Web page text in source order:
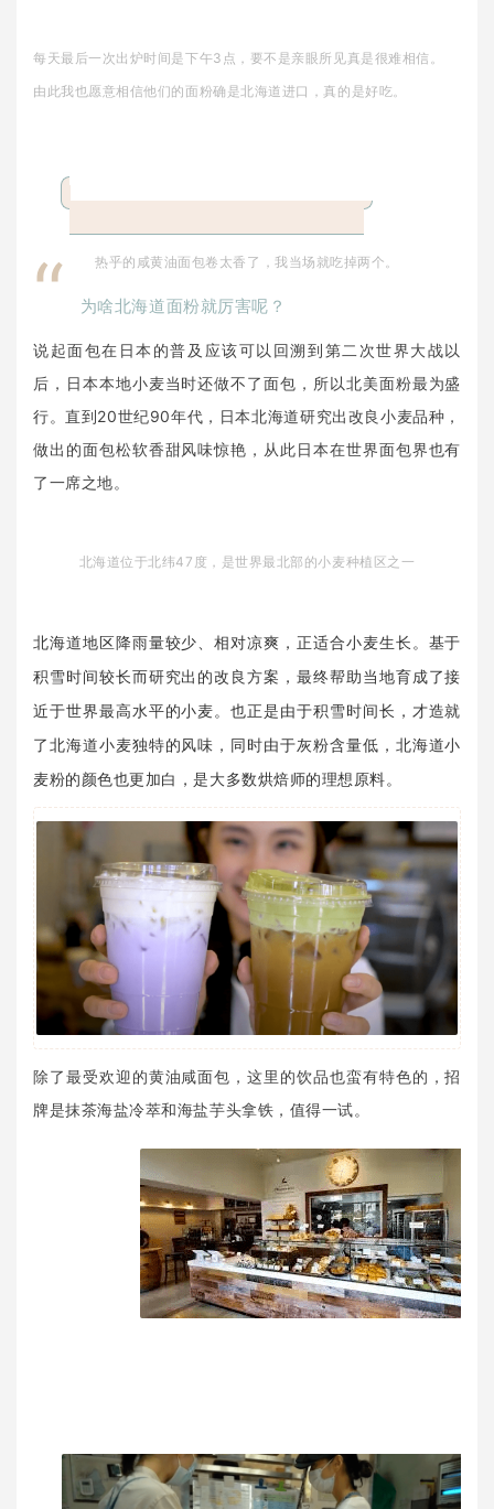
每天最后一次出炉时间是下午3点，要不是亲眼所见真是很难相信。
由此我也愿意相信他们的面粉确是北海道进口，真的是好吃。
热乎的咸黄油面包卷太香了，我当场就吃掉两个。
“ 为啥北海道面粉就厉害呢？
说起面包在日本的普及应该可以回溯到第二次世界大战以
后，日本本地小麦当时还做不了面包，所以北美面粉最为盛
行。直到20世纪90年代，日本北海道研究出改良小麦品种，
做出的面包松软香甜风味惊艳，从此日本在世界面包界也有
了一席之地。
北海道位于北纬47度，是世界最北部的小麦种植区之一
北海道地区降雨量较少、相对凉爽，正适合小麦生长。基于
积雪时间较长而研究出的改良方案，最终帮助当地育成了接
近于世界最高水平的小麦。也正是由于积雪时间长，才造就
了北海道小麦独特的风味，同时由于灰粉含量低，北海道小
麦粉的颜色也更加白，是大多数烘焙师的理想原料。
除了最受欢迎的黄油咸面包，这里的饮品也蛮有特色的，招
牌是抹茶海盐冷萃和海盐芋头拿铁，值得一试。